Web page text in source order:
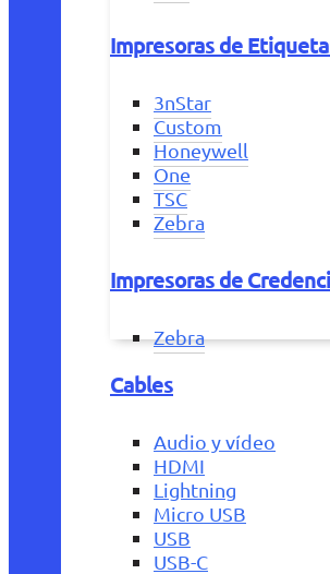
Impresoras de
3nStar
Custom
Honeywell
One
TSC
Zebra
Impresoras de
Zebra
Cables
Audio y vídeo
HDMI
Lightning
Micro USB
USB
USB-C